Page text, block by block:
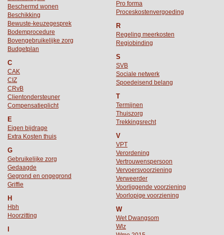
Beschermd wonen
Beschikking
Bewuste-keuzegesprek
Bodemprocedure
Bovengebruikelijke zorg
Budgetplan
C
CAK
CIZ
CRvB
Clientondersteuner
Compensatieplicht
E
Eigen bijdrage
Extra Kosten thuis
G
Gebruikelijke zorg
Gedaagde
Gegrond en ongegrond
Griffie
H
Hbh
Hoorzitting
I
Pro forma
Proceskostenvergoeding
R
Regeling meerkosten
Regiobinding
S
SVB
Sociale netwerk
Spoedeisend belang
T
Termijnen
Thuiszorg
Trekkingsrecht
V
VPT
Verordening
Vertrouwenspersoon
Vervoersvoorziening
Verweerder
Voorliggende voorziening
Voorlopige voorziening
W
Wet Dwangsom
Wlz